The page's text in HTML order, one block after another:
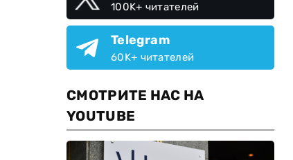
100K+ читателей
Telegram
60K+ читателей
СМОТРИТЕ НАС НА
YOUTUBE